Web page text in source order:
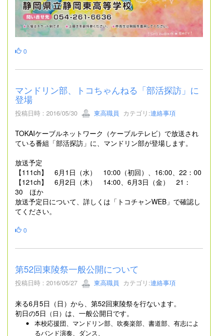
0
マンドリン部、トコちゃんねる「部活探訪」に
登場
投稿日時 : 2016/05/30 東高職員 カテゴリ:連絡事項
TOKAIケーブルネットワーク（ケーブルテレビ）で放送され
ている番組「部活探訪」に、マンドリン部が登場します。
放送予定
【111ch】 6月1日（水） 10:00（初回）、16:00、22：00
【121ch】 6月2日（木） 14:00、6月3日（金） 21：
30 ほか
放送予定日について、詳しくは「トコチャンWEB」で確認し
てください。
0
第52回東陵祭一般公開について
投稿日時 : 2016/05/27 東高職員 カテゴリ:連絡事項
来る6月5日（日）から、第52回東陵祭を行ないます。
初日の5日 （日） は、一般公開日です。
本校応援団、マンドリン部、吹奏楽部、書道部、有志によ
るバンド演奏、ダンス、